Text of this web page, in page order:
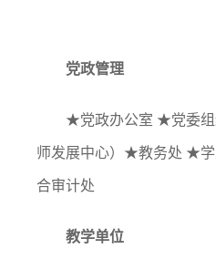
党政管理
★党政办公室 ★党委
师发展中心）★教务处 ★学
合审计处
教学单位